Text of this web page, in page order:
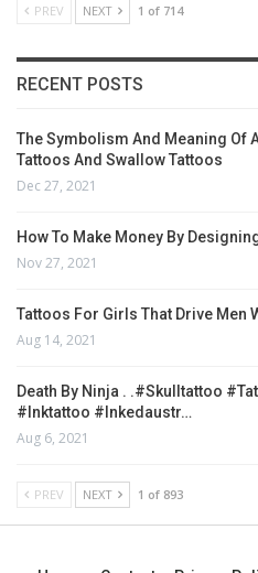
PREV NEXT 1 of 714
RECENT POSTS
The Symbolism And Meaning Of
Tattoos And Swallow Tattoos
Dec 27, 2021
How To Make Money By
Nov 27, 2021
Tattoos For Girls That Drive Men
Aug 14, 2021
Death By Ninja . .#skulltattoo
#inktattoo #inkedaustr…
Aug 6, 2021
PREV NEXT 1 of 893